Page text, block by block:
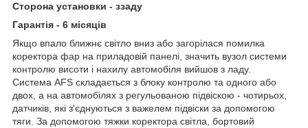
Сторона установки - ззаду
Гарантія - 6 місяців
Якщо впало ближнє світло вниз або загорілася помилка
коректора фар на приладовій панелі, значить вузол системи
контролю висоти і нахилу автомобіля вийшов з ладу.
Система AFS складається з блоку контролю та одного або
двох, а на автомобілях з регульованою підвіскою - чотирьох,
датчиків, які з'єднуються з важелем підвіски за допомогою
тяги. За допомогою тяжки коректора світла, бортовий